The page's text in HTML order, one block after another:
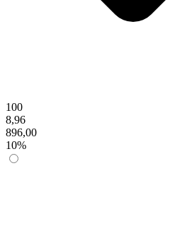
100
8,96
896,00
10%